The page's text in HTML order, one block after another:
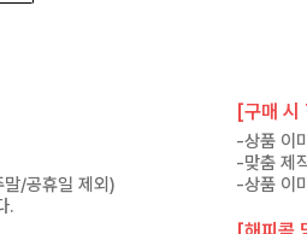
/공휴일 제외)
.
[구매 시
-상품 이
-맞춤 제
-상품 이